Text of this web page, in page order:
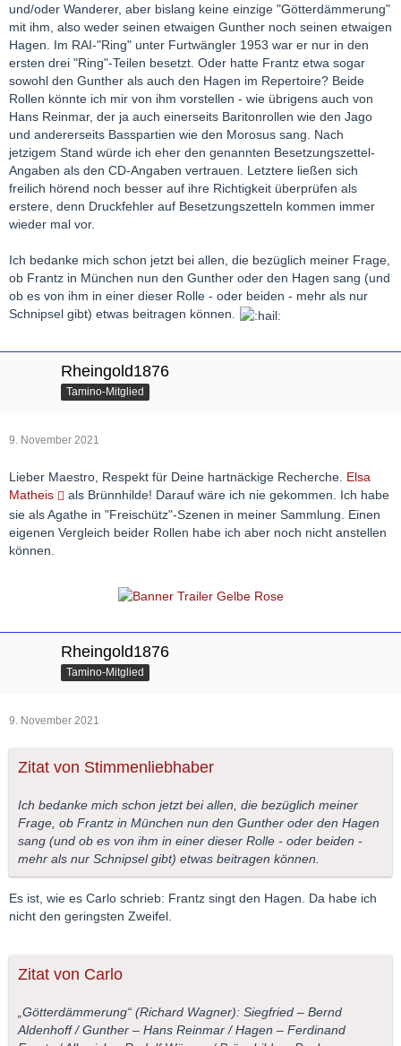
und/oder Wanderer, aber bislang keine einzige "Götterdämmerung"
mit ihm, also weder seinen etwaigen Gunther noch seinen etwaigen
Hagen. Im RAI-"Ring" unter Furtwängler 1953 war er nur in den
ersten drei "Ring"-Teilen besetzt. Oder hatte Frantz etwa sogar
sowohl den Gunther als auch den Hagen im Repertoire? Beide
Rollen könnte ich mir von ihm vorstellen - wie übrigens auch von
Hans Reinmar, der ja auch einerseits Baritonrollen wie den Jago
und andererseits Basspartien wie den Morosus sang. Nach
jetzigem Stand würde ich eher den genannten Besetzungszettel-
Angaben als den CD-Angaben vertrauen. Letztere ließen sich
freilich hörend noch besser auf ihre Richtigkeit überprüfen als
erstere, denn Druckfehler auf Besetzungszetteln kommen immer
wieder mal vor.
Ich bedanke mich schon jetzt bei allen, die bezüglich meiner Frage,
ob Frantz in München nun den Gunther oder den Hagen sang (und
ob es von ihm in einer dieser Rolle - oder beiden - mehr als nur
Schnipsel gibt) etwas beitragen können.
Rheingold1876
Tamino-Mitglied
9. November 2021
Lieber Maestro, Respekt für Deine hartnäckige Recherche. Elsa
Matheis
als Brünnhilde! Darauf wäre ich nie gekommen. Ich habe
sie als Agathe in "Freischütz"-Szenen in meiner Sammlung. Einen
eigenen Vergleich beider Rollen habe ich aber noch nicht anstellen
können.
Rheingold1876
Tamino-Mitglied
9. November 2021
Zitat von Stimmenliebhaber
Ich bedanke mich schon jetzt bei allen, die bezüglich meiner
Frage, ob Frantz in München nun den Gunther oder den Hagen
sang (und ob es von ihm in einer dieser Rolle - oder beiden -
mehr als nur Schnipsel gibt) etwas beitragen können.
Es ist, wie es Carlo schrieb: Frantz singt den Hagen. Da habe ich
nicht den geringsten Zweifel.
Zitat von Carlo
„Götterdämmerung“ (Richard Wagner): Siegfried – Bernd
Aldenhoff / Gunther – Hans Reinmar / Hagen – Ferdinand